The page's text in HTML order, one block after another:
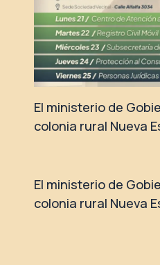
El ministerio de
colonia rural Nueva
El ministerio de
colonia rural Nueva